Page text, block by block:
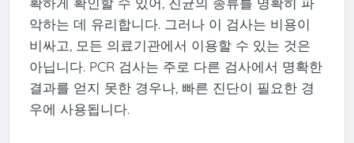
악하는 데 유리합니다. 그러나 이 검사는 비용이
비싸고, 모든 의료기관에서 이용할 수 있는 것은
아닙니다. PCR 검사는 주로 다른 검사에서 명확한
결과를 얻지 못한 경우나, 빠른 진단이 필요한 경
우에 사용됩니다.